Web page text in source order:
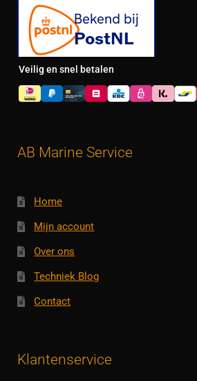
Veilig en snel betalen
AB Marine Service
Home
Mijn account
Over ons
Techniek Blog
Contact
Klantenservice